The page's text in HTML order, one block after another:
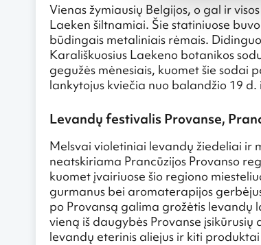
Vienas žymiausių Belgijos, o gal ir
Laeken šiltnamiai. Šie statiniuose
būdingais metaliniais rėmais.
Karališkuosius Laekeno botanikos
gegužės mėnesiais, kuomet šie sodai
lankytojus kviečia nuo balandžio 19 d.
Levandų festivalis Provanse,
Melsvai violetiniai levandų žiedeliai ir
neatskiriama Prancūzijos Provanso
kuomet įvairiuose šio regiono
gurmanus bei aromaterapijos
po Provansą galima grožėtis levandų
vieną iš daugybės Provanse
levandų eterinis aliejus ir kiti